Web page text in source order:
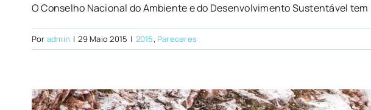
O Conselho Nacional do Ambiente e do Desenvolvimento Sustentável
Por admin | 29 Maio 2015 | 2015, Pareceres